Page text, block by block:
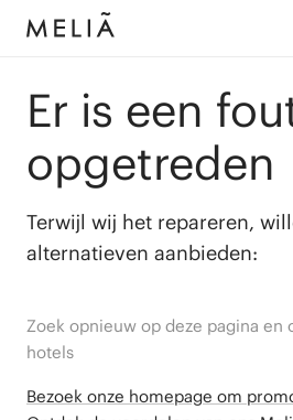
Er is een
opgetreden
Terwijl wij het repareren,
alternatieven aanbieden:
Zoek opnieuw op deze pagina en
hotels
Bezoek onze homepage om